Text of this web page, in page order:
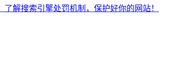
了解搜索引擎处罚机制，保护好你的网站！